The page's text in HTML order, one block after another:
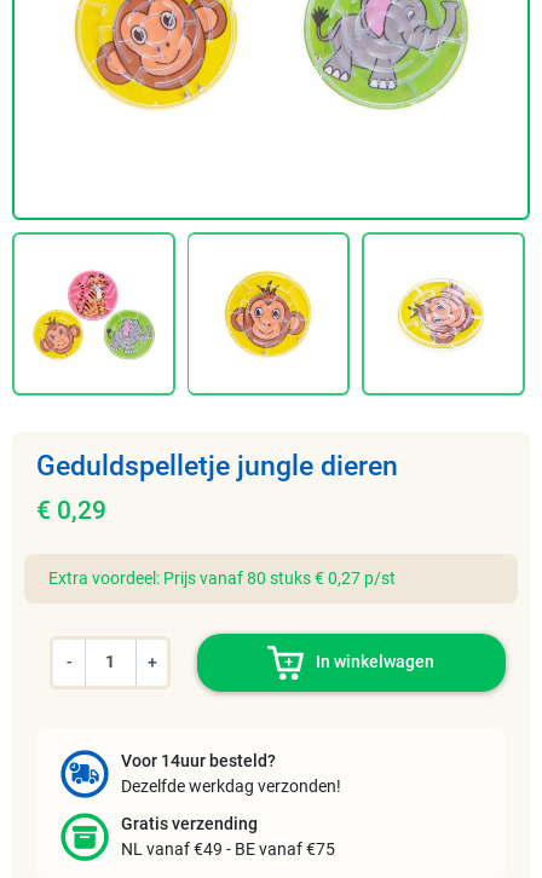
Geduldspelletje jungle dieren
€ 0,29
Extra voordeel: Prijs vanaf 80 stuks € 0,27 p/st
- + In winkelwagen
Voor 14uur besteld?
Dezelfde werkdag verzonden!
Gratis verzending
NL vanaf €49 - BE vanaf €75